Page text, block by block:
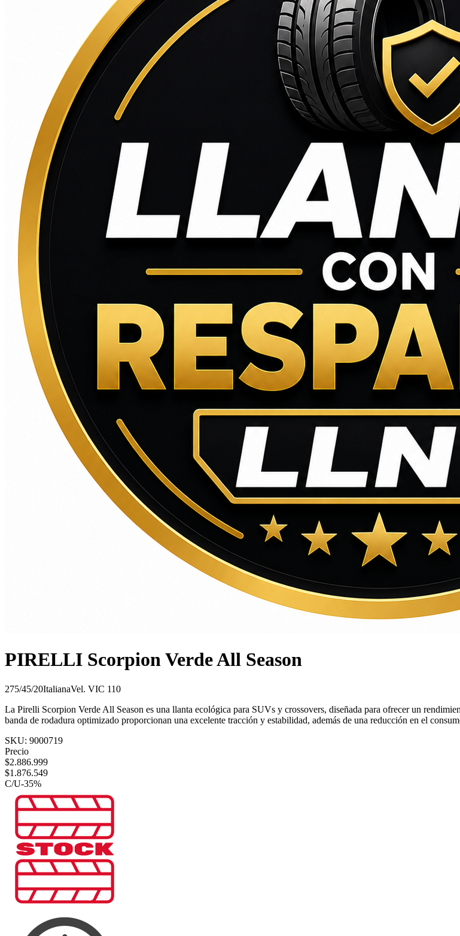
PIRELLI Scorpion Verde All Season
275/45/20ItalianaVel. VIC 110
La Pirelli Scorpion Verde All Season es una llanta ecológica para SUVs y crossovers, diseñada para ofrecer un
banda de rodadura optimizado proporcionan una excelente tracción y estabilidad, además de una reducción en el
SKU: 9000719
Precio
$2.886.999
$1.876.549
C/U-35%